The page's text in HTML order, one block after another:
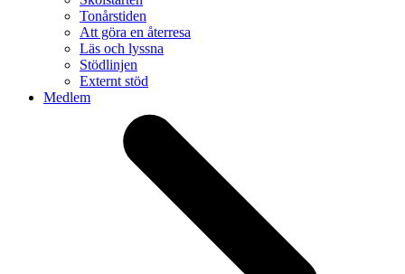
Tonårstiden
Att göra en återresa
Läs och lyssna
Stödlinjen
Externt stöd
Medlem